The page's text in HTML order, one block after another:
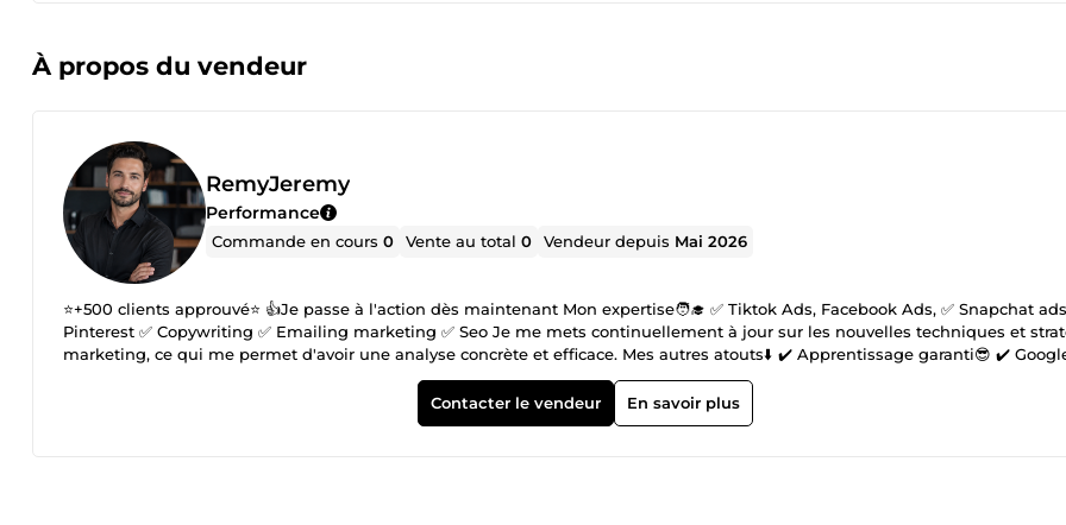
À propos du vendeur
RemyJeremy
Performance
Commande en cours0 Vente au total0 Vendeur depuis Mai 2026
⭐+500 clients approuvé⭐ 👍Je passe à l'action dès maintenant Mon expertise🧑‍🎓 ✅ Tiktok Ads, Facebook Ads, ✅ Snapchat ads, 🔴
Pinterest ✅ Copywriting ✅ Emailing marketing ✅ Seo Je me mets continuellement à jour sur les nouvelles techniques et
marketing, ce qui me permet d'avoir une analyse concrète et efficace. Mes autres atouts⬇️ ✔️ Apprentissage garanti😎 ✔️
✔️ Création d'offre Au plaisir d'échanger avec vous sur votre projet ! Contactez-moi.✍️
Contacter le vendeur
En savoir plus